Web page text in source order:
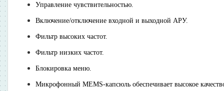
Управление чувствительностью.
Включение/отключение входной и выходной АРУ.
Фильтр высоких частот.
Фильтр низких частот.
Блокировка меню.
Микрофонный MEMS-капсюль обеспечивает высокое